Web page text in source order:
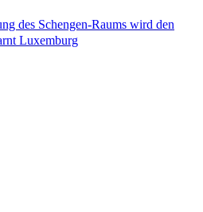
des Schengen-Raums wird den
Luxemburg